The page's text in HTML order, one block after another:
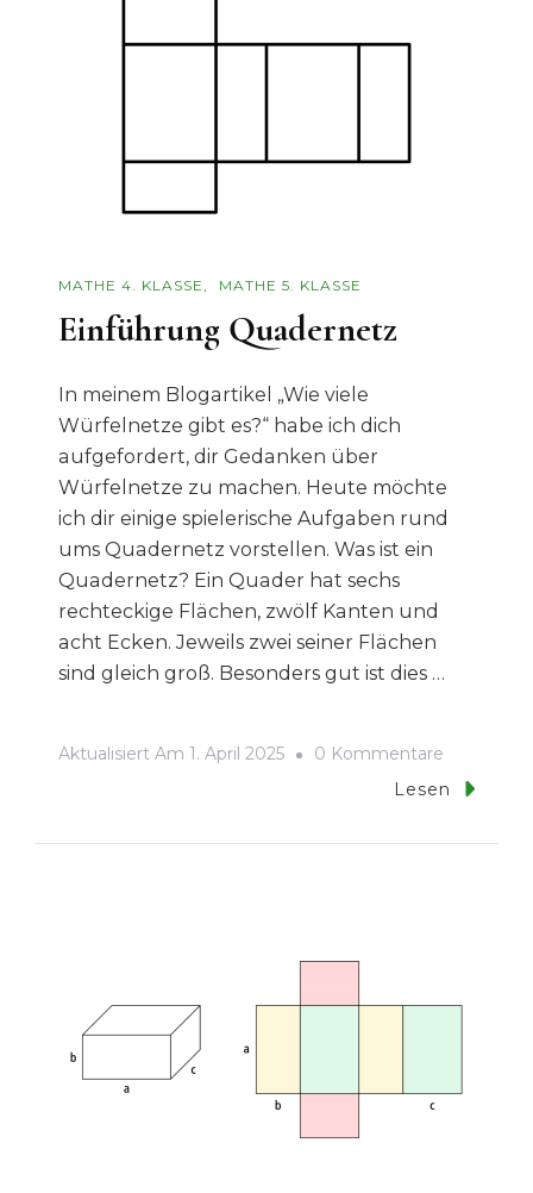
MATHE 4. KLASSE MATHE 5. KLASSE
Einführung Quadernetz
In meinem Blogartikel „Wie viele
Würfelnetze gibt es?“ habe ich dich
aufgefordert, dir Gedanken über
Würfelnetze zu machen. Heute möchte
ich dir einige spielerische Aufgaben rund
ums Quadernetz vorstellen. Was ist ein
Quadernetz? Ein Quader hat sechs
rechteckige Flächen, zwölf Kanten und
acht Ecken. Jeweils zwei seiner Flächen
sind gleich groß. Besonders gut ist dies …
Aktualisiert Am 1. April 2025 0 Kommentare
Lesen